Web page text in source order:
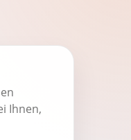
Ihnen,